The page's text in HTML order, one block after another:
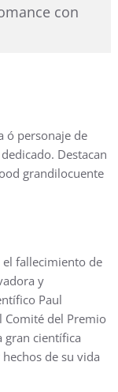
con
ó personaje de
Destacan
grandilocuente
fallecimiento de
y
Paul
Comité del Premio
gran científica
de su vida